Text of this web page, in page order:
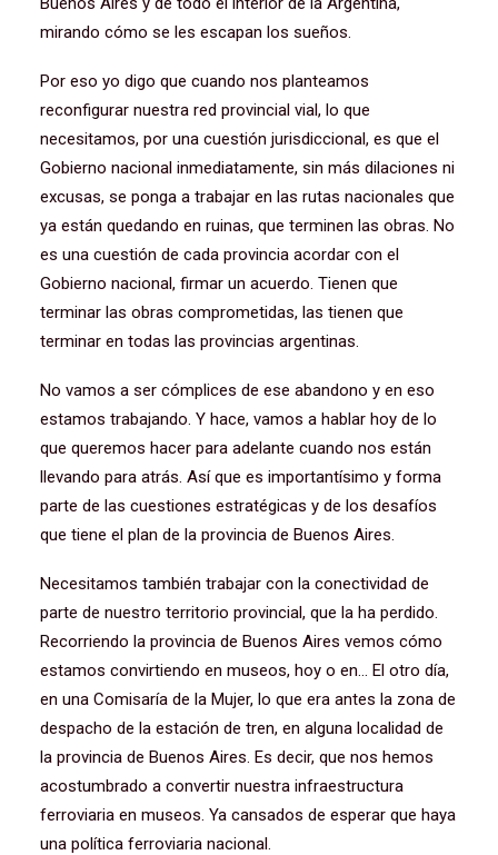
mirando cómo se les escapan los sueños.
Por eso yo digo que cuando nos planteamos
reconfigurar nuestra red provincial vial, lo que
necesitamos, por una cuestión jurisdiccional, es que el
Gobierno nacional inmediatamente, sin más dilaciones ni
excusas, se ponga a trabajar en las rutas nacionales que
ya están quedando en ruinas, que terminen las obras. No
es una cuestión de cada provincia acordar con el
Gobierno nacional, firmar un acuerdo. Tienen que
terminar las obras comprometidas, las tienen que
terminar en todas las provincias argentinas.
No vamos a ser cómplices de ese abandono y en eso
estamos trabajando. Y hace, vamos a hablar hoy de lo
que queremos hacer para adelante cuando nos están
llevando para atrás. Así que es importantísimo y forma
parte de las cuestiones estratégicas y de los desafíos
que tiene el plan de la provincia de Buenos Aires.
Necesitamos también trabajar con la conectividad de
parte de nuestro territorio provincial, que la ha perdido.
Recorriendo la provincia de Buenos Aires vemos cómo
estamos convirtiendo en museos, hoy o en… El otro día,
en una Comisaría de la Mujer, lo que era antes la zona de
despacho de la estación de tren, en alguna localidad de
la provincia de Buenos Aires. Es decir, que nos hemos
acostumbrado a convertir nuestra infraestructura
ferroviaria en museos. Ya cansados de esperar que haya
una política ferroviaria nacional.